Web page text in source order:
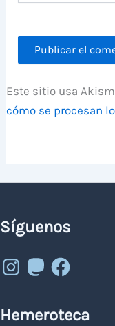
Este sitio usa
cómo se procesan
Síguenos
Instagram
MastodonFacebook
Hemeroteca